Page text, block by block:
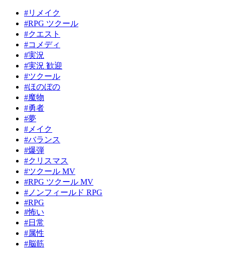
#リメイク
#RPG ツクール
#クエスト
#コメディ
#実況
#実況 歓迎
#ツクール
#ほのぼの
#魔物
#勇者
#夢
#メイク
#バランス
#爆弾
#クリスマス
#ツクール MV
#RPG ツクール MV
#ノンフィールド RPG
#RPG
#怖い
#日常
#属性
#脳筋